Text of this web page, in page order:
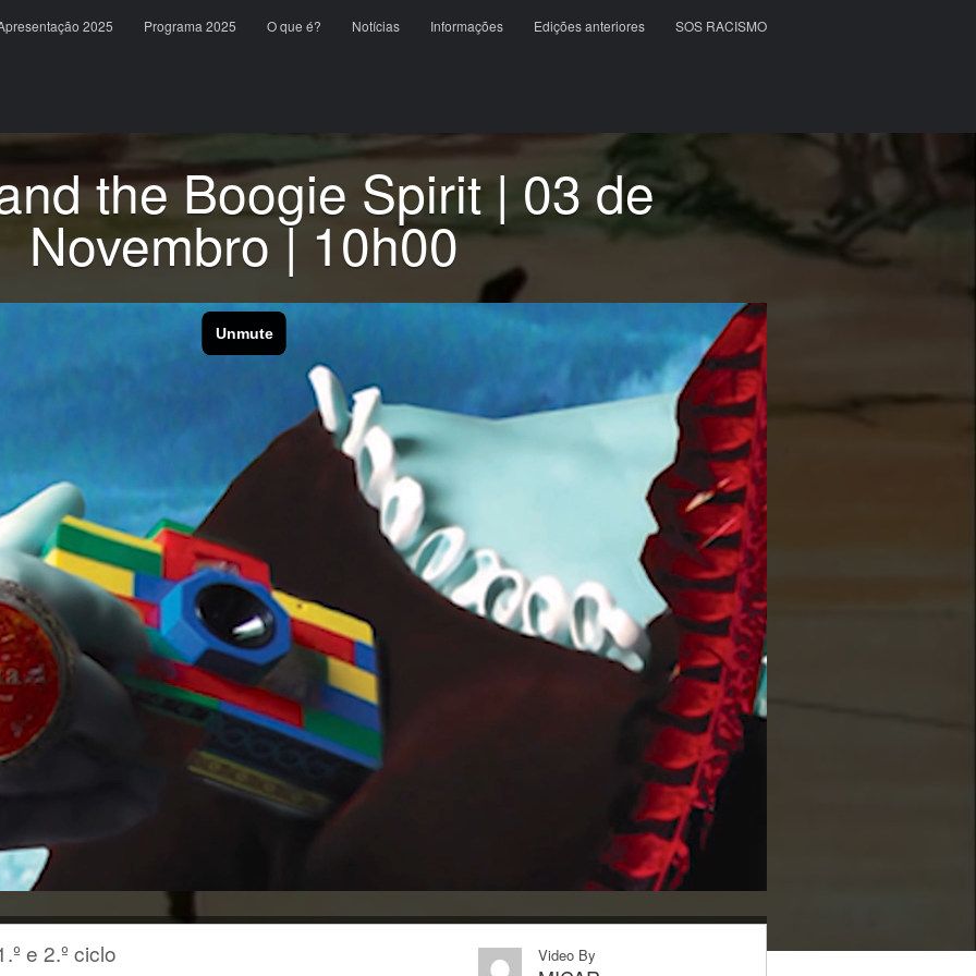
2025 Programa 2025 O que é? Notícias Informações Edições anteriores SOS RACISMO
the Boogie Spirit | 03 de
Novembro | 10h00
e 2.º ciclo Video By